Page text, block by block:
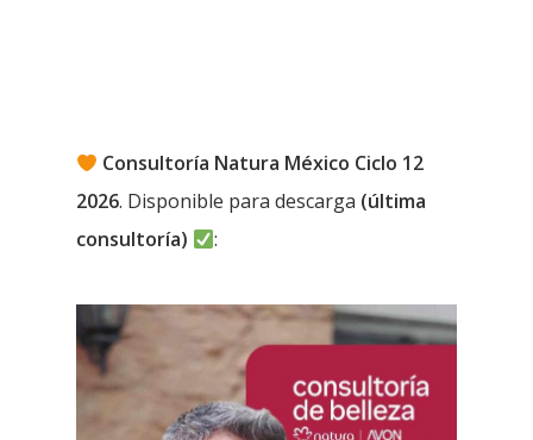
Consultoría Natura México Ciclo 12
2026. Disponible para descarga (última
consultoría)
: